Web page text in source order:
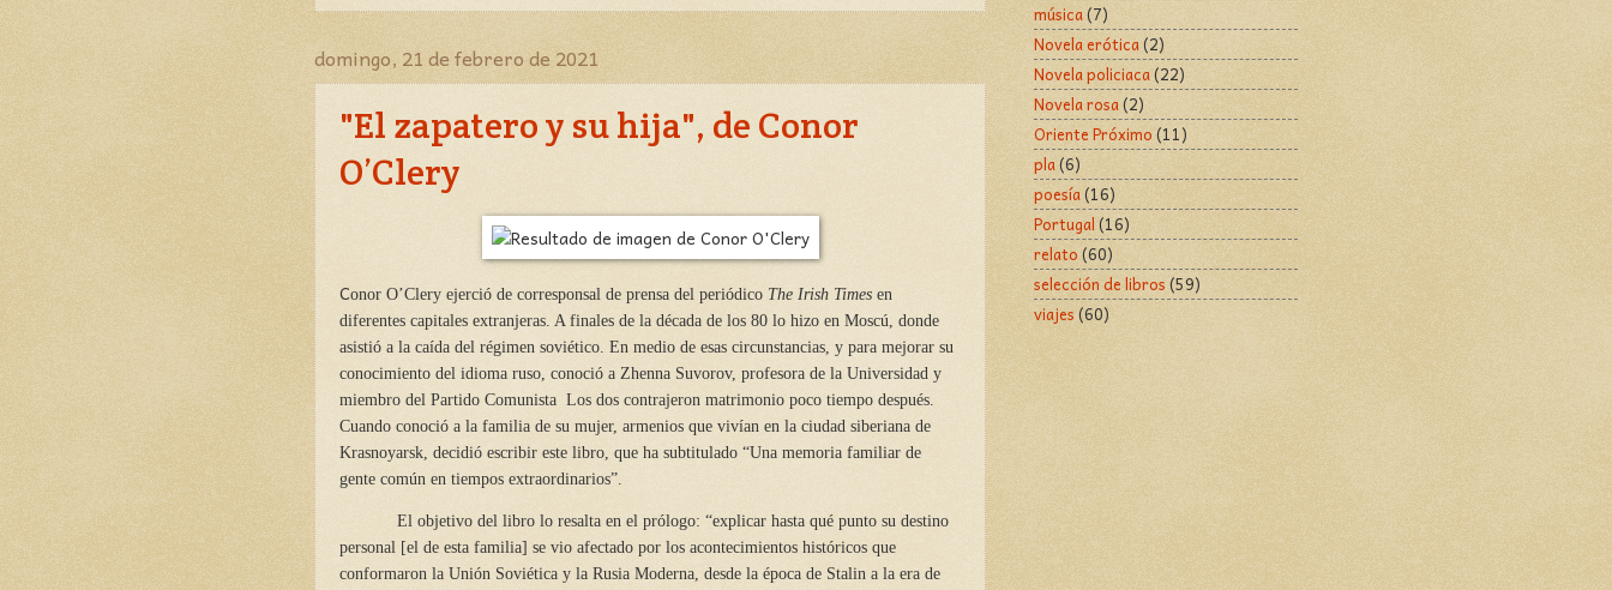
domingo, 21 de febrero de 2021
"El zapatero y su hija", de Conor
O’Clery
Conor O’Clery ejerció de corresponsal de prensa del periódico The Irish Times en
diferentes capitales extranjeras. A finales de la década de los 80 lo hizo en Moscú, donde
asistió a la caída del régimen soviético. En medio de esas circunstancias, y para mejorar su
conocimiento del idioma ruso, conoció a Zhenna Suvorov, profesora de la Universidad y
miembro del Partido Comunista Los dos contrajeron matrimonio poco tiempo después.
Cuando conoció a la familia de su mujer, armenios que vivían en la ciudad siberiana de
Krasnoyarsk, decidió escribir este libro, que ha subtitulado “Una memoria familiar de
gente común en tiempos extraordinarios”.
El objetivo del libro lo resalta en el prólogo: “explicar hasta qué punto su destino
personal [el de esta familia] se vio afectado por los acontecimientos históricos que
conformaron la Unión Soviética y la Rusia Moderna, desde la época de Stalin a la era de
música(7)
Novela erótica(2)
Novela policiaca(22)
Novela rosa(2)
Oriente Próximo(11)
pla(6)
poesía(16)
Portugal(16)
relato(60)
selección de libros(59)
viajes(60)